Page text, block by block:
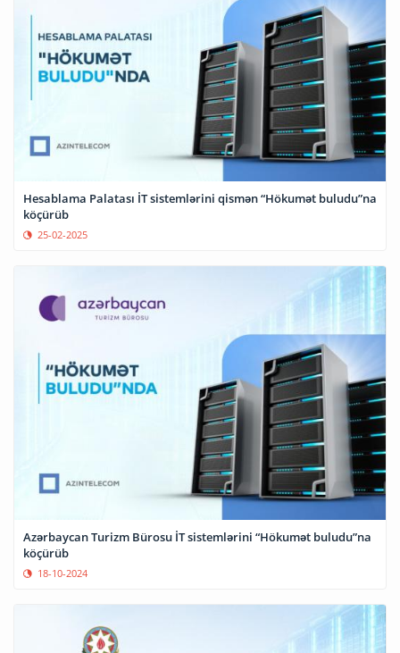
Hesablama Palatası İT sistemlərini qismən “Hökumət buludu”na
köçürüb
25-02-2025
Azərbaycan Turizm Bürosu İT sistemlərini “Hökumət buludu”na
köçürüb
18-10-2024